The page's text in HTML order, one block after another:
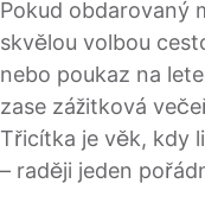
Pokud obdarovaný
skvělou volbou
nebo poukaz na
zase zážitková
Třicítka je věk, kdy
– raději jeden